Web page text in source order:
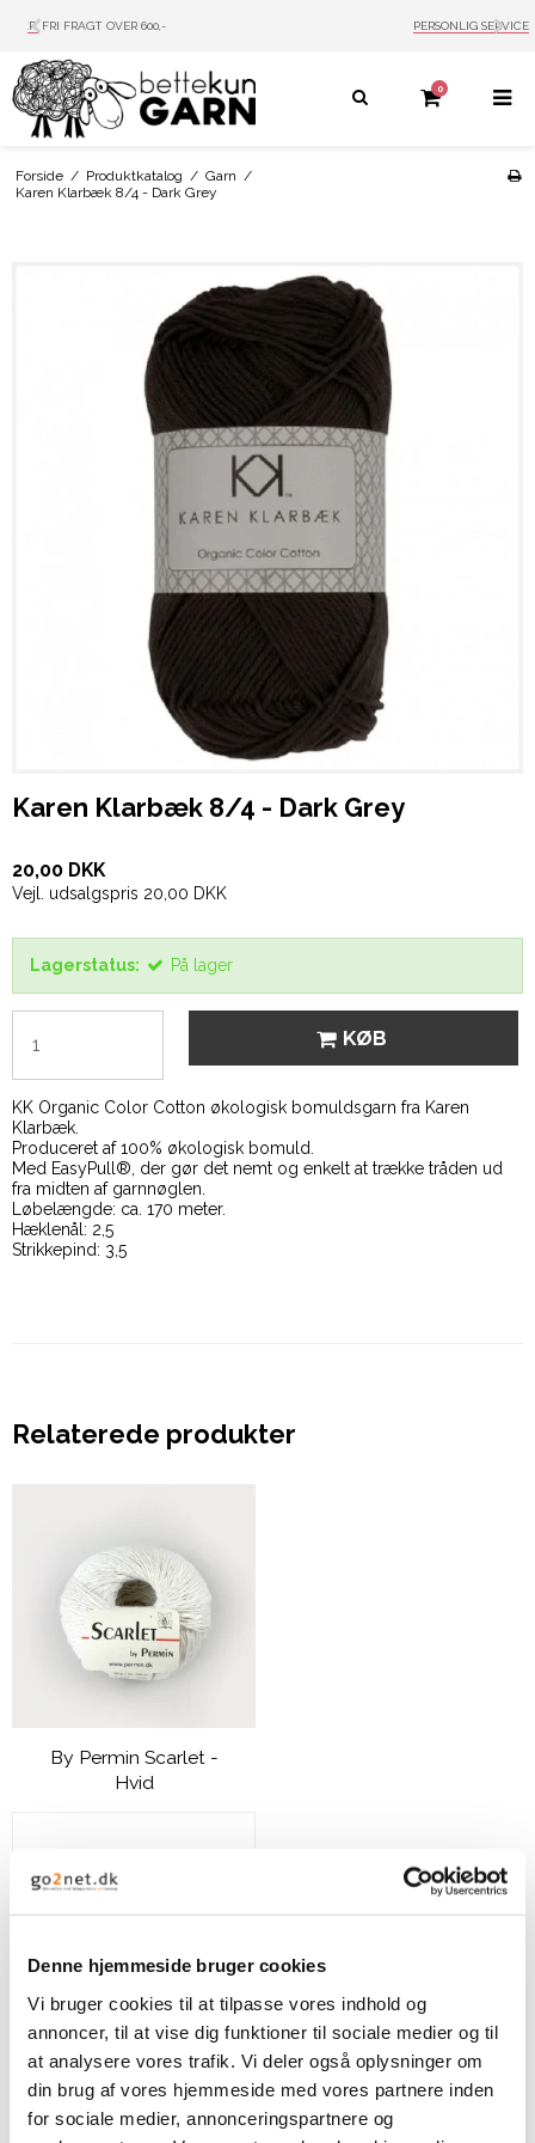
Denne hjemmeside bruger cookies
Vi bruger cookies til at tilpasse vores indhold og
annoncer, til at vise dig funktioner til sociale medier og til
at analysere vores trafik. Vi deler også oplysninger om
din brug af vores hjemmeside med vores partnere inden
for sociale medier, annonceringspartnere og
MAIL: INFO@BETTEKUN.DK
0
Forside / Produktkatalog / Garn /
Karen Klarbæk 8/4 - Dark Grey
Karen Klarbæk 8/4 - Dark Grey
20,00 DKK
Vejl. udsalgspris 20,00 DKK
Lagerstatus: På lager
KØB
KK Organic Color Cotton økologisk bomuldsgarn fra Karen
Klarbæk.
Produceret af 100% økologisk bomuld.
Med EasyPull®, der gør det nemt og enkelt at trække tråden ud
fra midten af garnnøglen.
Løbelængde: ca. 170 meter.
Hæklenål: 2,5
Strikkepind: 3,5
Relaterede produkter
By Permin Scarlet -
Hvid